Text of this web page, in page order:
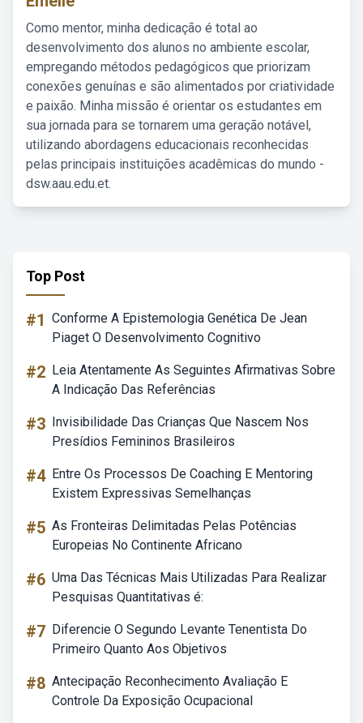
Como mentor, minha dedicação é total ao
desenvolvimento dos alunos no ambiente escolar,
empregando métodos pedagógicos que priorizam
conexões genuínas e são alimentados por criatividade
e paixão. Minha missão é orientar os estudantes em
sua jornada para se tornarem uma geração notável,
utilizando abordagens educacionais reconhecidas
pelas principais instituições acadêmicas do mundo -
dsw.aau.edu.et.
Top Post
#1 Conforme A Epistemologia Genética De Jean
Piaget O Desenvolvimento Cognitivo
#2 Leia Atentamente As Seguintes Afirmativas Sobre
A Indicação Das Referências
#3 Invisibilidade Das Crianças Que Nascem Nos
Presídios Femininos Brasileiros
#4 Entre Os Processos De Coaching E Mentoring
Existem Expressivas Semelhanças
#5 As Fronteiras Delimitadas Pelas Potências
Europeias No Continente Africano
#6 Uma Das Técnicas Mais Utilizadas Para Realizar
Pesquisas Quantitativas é:
#7 Diferencie O Segundo Levante Tenentista Do
Primeiro Quanto Aos Objetivos
#8 Antecipação Reconhecimento Avaliação E
Controle Da Exposição Ocupacional